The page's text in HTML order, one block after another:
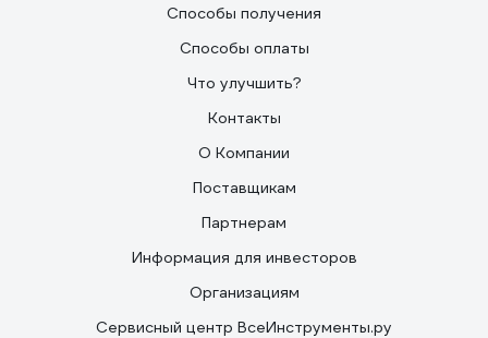
Способы получения
Способы оплаты
Что улучшить?
Контакты
О Компании
Поставщикам
Партнерам
Информация для инвесторов
Организациям
Сервисный центр ВсеИнструменты.ру